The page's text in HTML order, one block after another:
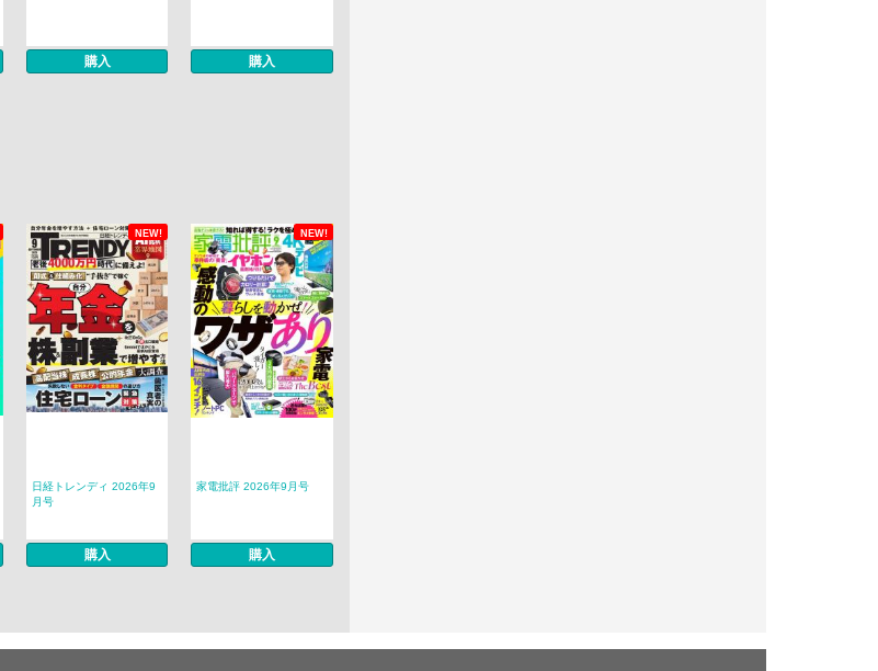
購入 購入
NEW! NEW!
日経トレンディ 2026年9
月号
購入
家電批評 2026年9月号
購入